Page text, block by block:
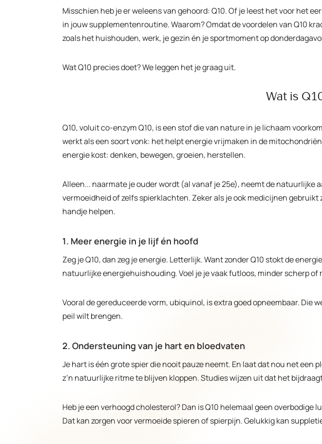
Misschien heb je er weleens van gehoord: Q10. Of je leest het voor het
in jouw supplementenroutine. Waarom? Omdat de voordelen van Q10
zoals het huishouden, werk, je gezin én je sportmoment op
Wat Q10 precies doet? We leggen het je graag uit.
Wat is
Q10, voluit co-enzym Q10, is een stof die van nature in je lichaam
werkt als een soort vonk: het helpt energie vrijmaken in de
energie kost: denken, bewegen, groeien, herstellen.
Alleen... naarmate je ouder wordt (al vanaf je 25e), neemt de natuurlijke
vermoeidheid of zelfs spierklachten. Zeker als je ook medicijnen
handje helpen.
1. Meer energie in je lijf én hoofd
Zeg je Q10, dan zeg je energie. Letterlijk. Want zonder Q10 stokt de
natuurlijke energiehuishouding. Voel je je vaak futloos, minder scherp
Vooral de gereduceerde vorm, ubiquinol, is extra goed opneembaar. Die
peil wilt brengen.
2. Ondersteuning van je hart en bloedvaten
Je hart is één grote spier die nooit pauze neemt. En laat dat nou net een
z’n natuurlijke ritme te blijven kloppen. Studies wijzen uit dat het
Heb je een verhoogd cholesterol? Dan is Q10 helemaal geen
Dat kan zorgen voor vermoeide spieren of spierpijn. Gelukkig kan